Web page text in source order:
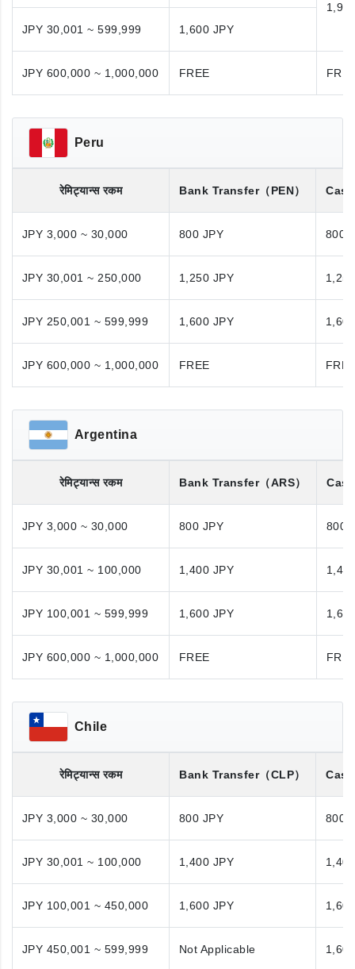
JPY 30,001 ~ 599,999
1,600 JPY
JPY 600,000 ~ 1,000,000 FREE
Peru
रेमिट्यान्स रकम Bank Transfer（PEN）
JPY 3,000 ~ 30,000 800 JPY 800
JPY 30,001 ~ 250,000 1,250 JPY
JPY 250,001 ~ 599,999 1,600 JPY
JPY 600,000 ~ 1,000,000 FREE
Argentina
रेमिट्यान्स रकम Bank Transfer（ARS）
JPY 3,000 ~ 30,000 800 JPY 800
JPY 30,001 ~ 100,000 1,400 JPY
JPY 100,001 ~ 599,999 1,600 JPY
JPY 600,000 ~ 1,000,000 FREE
Chile
रेमिट्यान्स रकम Bank Transfer（CLP）
JPY 3,000 ~ 30,000 800 JPY 800
JPY 30,001 ~ 100,000 1,400 JPY
JPY 100,001 ~ 450,000 1,600 JPY
JPY 450,001 ~ 599,999 Not Applicable